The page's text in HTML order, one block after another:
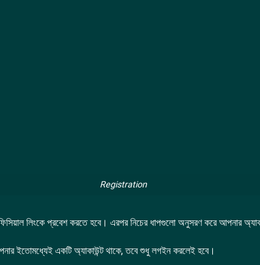
Registration
লিংকে প্রবেশ করতে হবে। এরপর নিচের ধাপগুলো অনুসরণ করে আপনার
ইতোমধ্যেই একটি অ্যাকাউন্ট থাকে, তবে শুধু লগইন করলেই হবে।